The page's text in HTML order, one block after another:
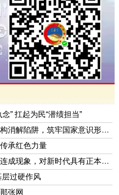
” 扛起为民“潜绩担当”
韩光军｜破除文史软性同构消解陷阱，筑牢国家意识形态安全屏障
承红色力量
叶方青：李连成精神和李连成现象，对新时代具有正本清源的重大启发
层过硬作风
张网